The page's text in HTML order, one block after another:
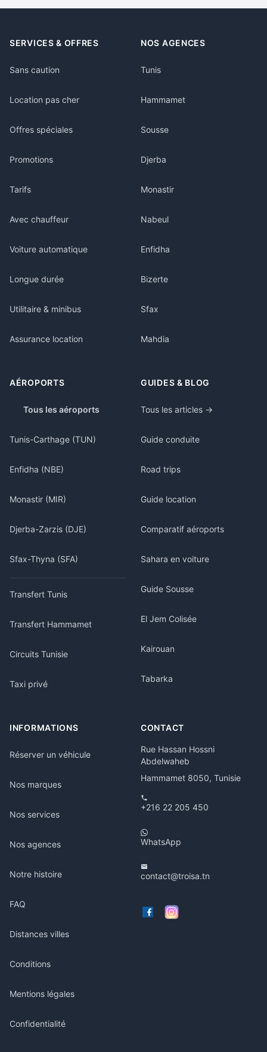
SERVICES & OFFRES
Sans caution
Location pas cher
Offres spéciales
Promotions
Tarifs
Avec chauffeur
Voiture automatique
Longue durée
Utilitaire & minibus
Assurance location
NOS AGENCES
Tunis
Hammamet
Sousse
Djerba
Monastir
Nabeul
Enfidha
Bizerte
Sfax
Mahdia
AÉROPORTS
Tous les aéroports
Tunis-Carthage (TUN)
Enfidha (NBE)
Monastir (MIR)
Djerba-Zarzis (DJE)
Sfax-Thyna (SFA)
Transfert Tunis
Transfert Hammamet
Circuits Tunisie
Taxi privé
GUIDES & BLOG
Tous les articles →
Guide conduite
Road trips
Guide location
Comparatif aéroports
Sahara en voiture
Guide Sousse
El Jem Colisée
Kairouan
Tabarka
INFORMATIONS
Réserver un véhicule
Nos marques
Nos services
Nos agences
Notre histoire
FAQ
Distances villes
Conditions
Mentions légales
Confidentialité
CONTACT
Rue Hassan Hossni
Abdelwaheb
Hammamet 8050, Tunisie
+216 22 205 450
WhatsApp
contact@troisa.tn